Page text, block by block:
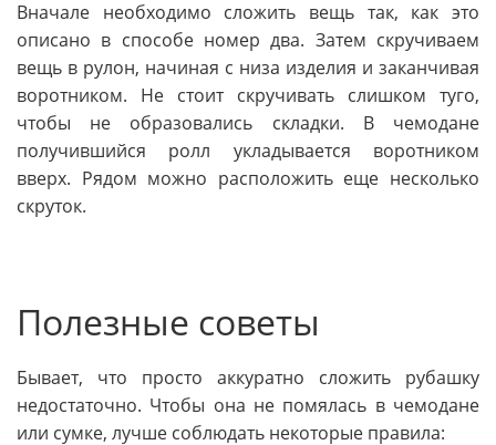
Вначале необходимо сложить вещь так, как это
описано в способе номер два. Затем скручиваем
вещь в рулон, начиная с низа изделия и заканчивая
воротником. Не стоит скручивать слишком туго,
чтобы не образовались складки. В чемодане
получившийся ролл укладывается воротником
вверх. Рядом можно расположить еще несколько
скруток.
Полезные советы
Бывает, что просто аккуратно сложить рубашку
недостаточно. Чтобы она не помялась в чемодане
или сумке, лучше соблюдать некоторые правила: